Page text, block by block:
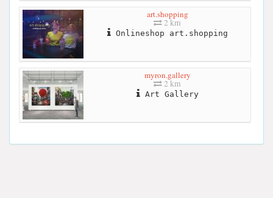
art.shopping
2 km
Onlineshop art.shopping
myron.gallery
2 km
Art Gallery